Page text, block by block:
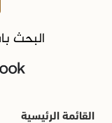
البحث
القائمة الرئيسية